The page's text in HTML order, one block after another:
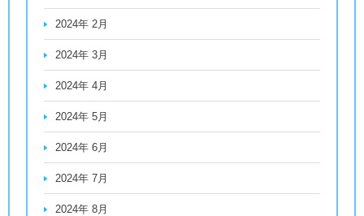
2024年 2月
2024年 3月
2024年 4月
2024年 5月
2024年 6月
2024年 7月
2024年 8月